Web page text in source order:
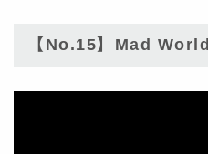
【No.15】Mad World